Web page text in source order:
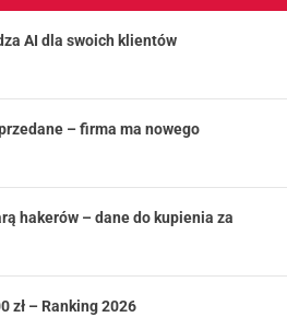
AI dla swoich klientów
– firma ma nowego
hakerów – dane do kupienia za
zł – Ranking 2026